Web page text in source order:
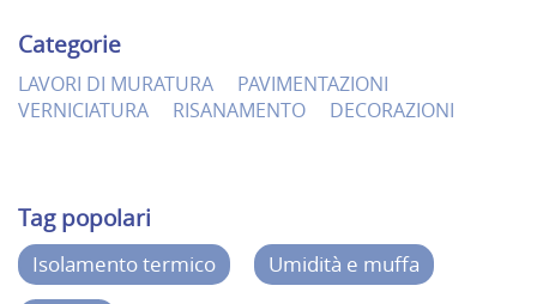
Categorie
LAVORI DI MURATURA
PAVIMENTAZIONI
VERNICIATURA
RISANAMENTO DECORAZIONI
Tag popolari
Isolamento termico
Umidità e muffa